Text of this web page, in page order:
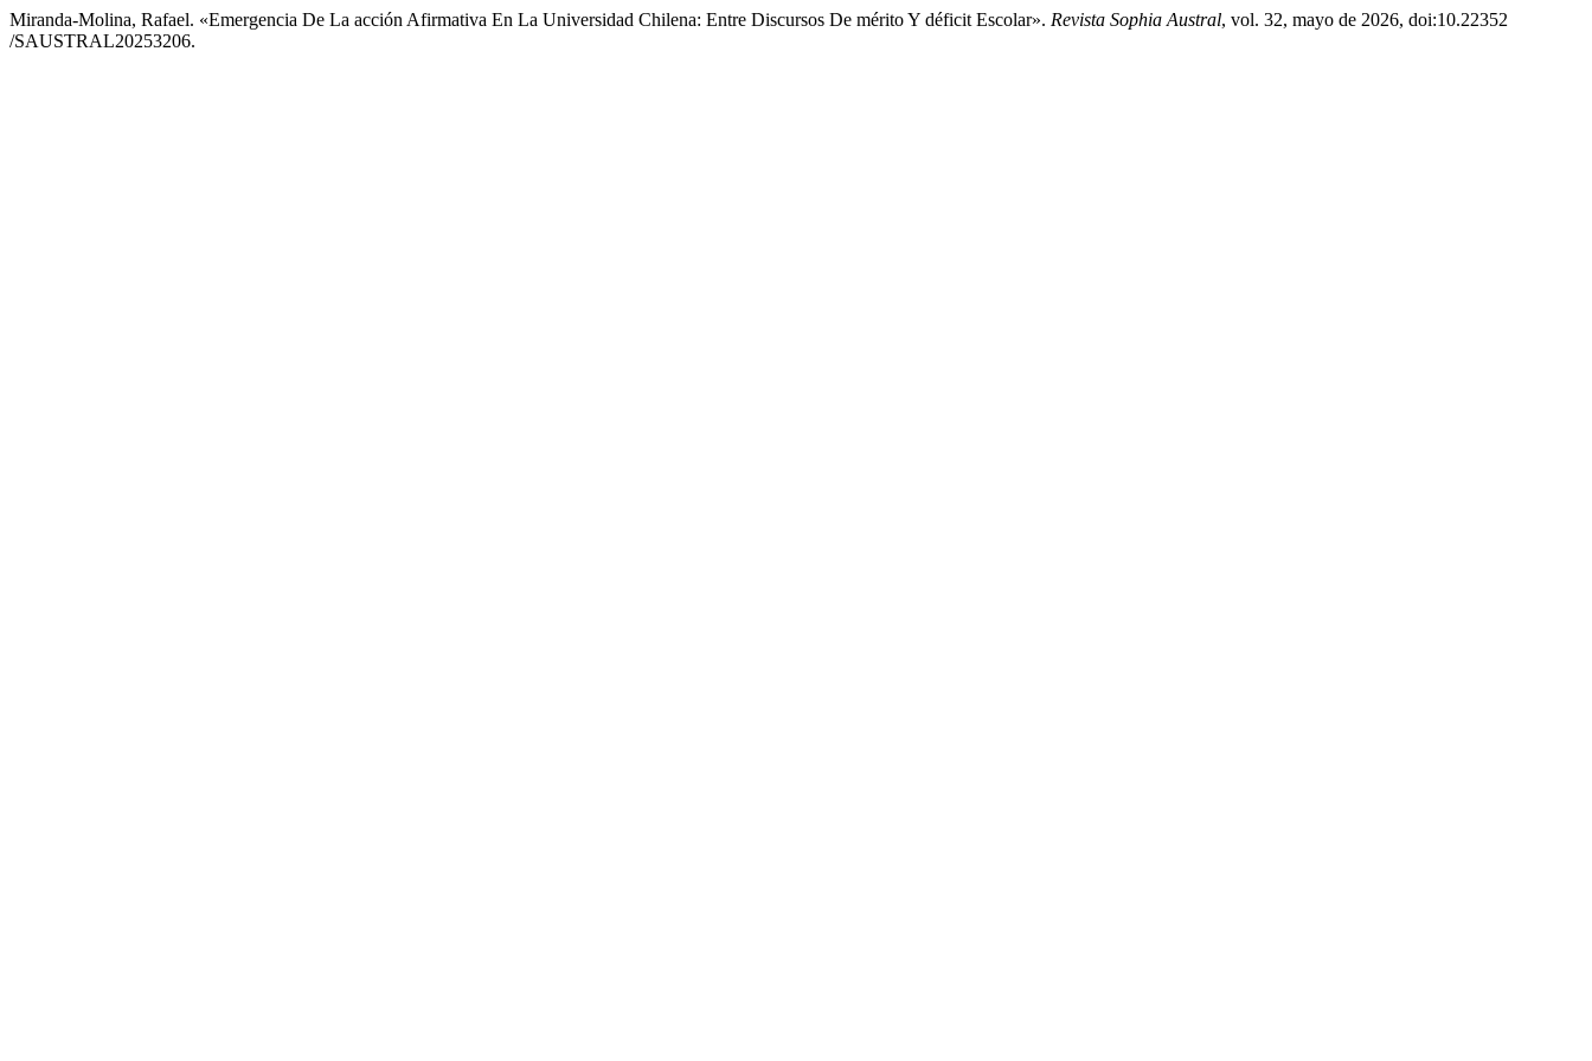
Miranda-Molina, Rafael. «Emergencia De La acción Afirmativa En La Universidad Chilena: Entre Discursos De mérito Y déficit Escolar». Revista Sophia Austral, vol. 32, mayo de 2026, doi:10.22352
/SAUSTRAL20253206.